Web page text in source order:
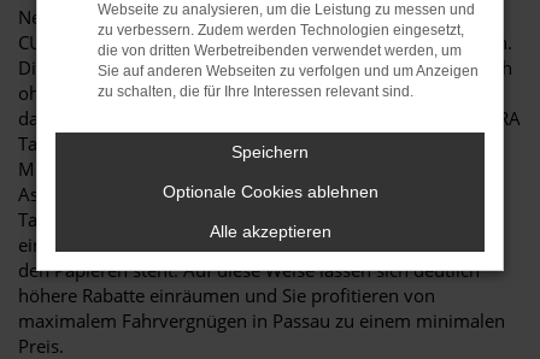
Neuwagen oder nicht? Diese Frage lässt sich bei einer
CUPRA Tageszulassung in Passau mit Fug und Recht stellen.
Die Antwort ist klar, denn in puncto Qualität handelt es sich
ohne jeden Zweifel um einen echten Neuwagen, der noch
dazu keinen einzigen Kilometer gefahren wurde. Jede CUPRA
Tageszulassung für Passau stammt aus der aktuellen
Modellgeneration und lässt so gut wie kein Extra oder
Assistenzsystem vermissen. Die Besonderheit der CUPRA
Tageszulassung besteht darin, dass das Fahrzeug für exakt
einen Tag zugelassen wurde und somit ein Vorbesitzer in
den Papieren steht. Auf diese Weise lassen sich deutlich
höhere Rabatte einräumen und Sie profitieren von
maximalem Fahrvergnügen in Passau zu einem minimalen
Preis.
Webseite zu analysieren, um die Leistung zu messen und
zu verbessern. Zudem werden Technologien eingesetzt,
die von dritten Werbetreibenden verwendet werden, um
Sie auf anderen Webseiten zu verfolgen und um Anzeigen
zu schalten, die für Ihre Interessen relevant sind.
Speichern
Optionale Cookies ablehnen
Alle akzeptieren